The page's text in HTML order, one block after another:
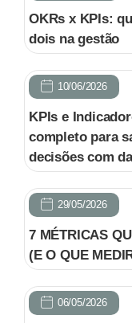
OKRs x KPIs:
dois na gestão
10/06/2026
KPIs e
completo para
decisões com
29/05/2026
7 MÉTRICAS
(E O QUE
06/05/2026